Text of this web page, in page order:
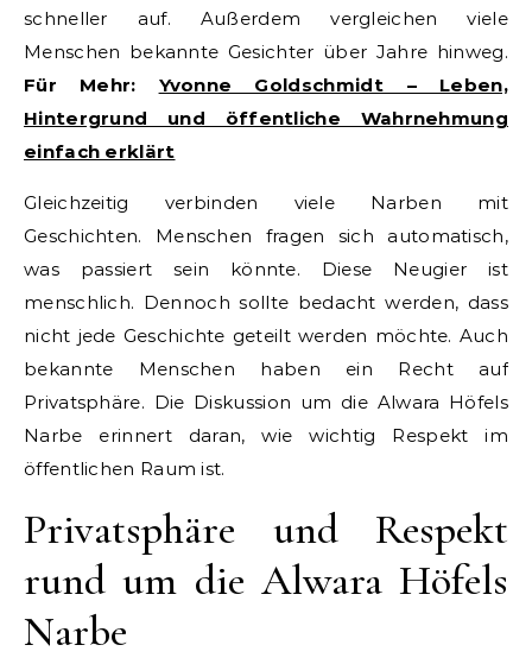
schneller auf. Außerdem vergleichen viele
Menschen bekannte Gesichter über Jahre hinweg.
Für Mehr: Yvonne Goldschmidt – Leben,
Hintergrund und öffentliche Wahrnehmung
einfach erklärt
Gleichzeitig verbinden viele Narben mit
Geschichten. Menschen fragen sich automatisch,
was passiert sein könnte. Diese Neugier ist
menschlich. Dennoch sollte bedacht werden, dass
nicht jede Geschichte geteilt werden möchte. Auch
bekannte Menschen haben ein Recht auf
Privatsphäre. Die Diskussion um die Alwara Höfels
Narbe erinnert daran, wie wichtig Respekt im
öffentlichen Raum ist.
Privatsphäre und Respekt
rund um die Alwara Höfels
Narbe